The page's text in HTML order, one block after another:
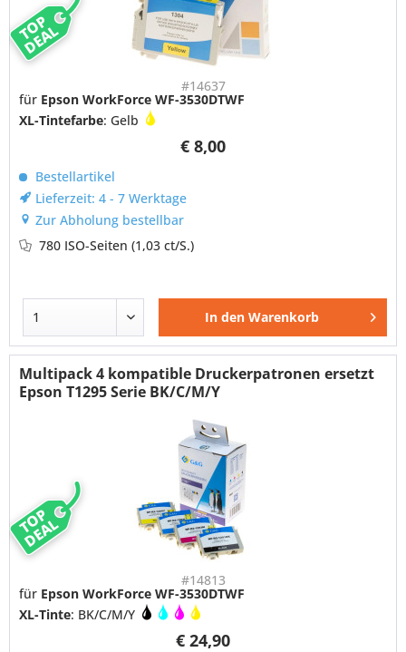
TOP
DEAL
#14637
€ 8,00
für Epson WorkForce WF-3530DTWF
XL-Tintefarbe: Gelb
Bestellartikel
Lieferzeit: 4 - 7 Werktage
Zur Abholung bestellbar
780 ISO-Seiten(1,03 ct/S.)
In den Warenkorb
TOP
DEAL
Multipack 4 kompatible Druckerpatronen ersetzt
Epson T1295 Serie BK/C/M/Y
#14813
€ 24,90
für Epson WorkForce WF-3530DTWF
XL-Tinte: BK/C/M/Y